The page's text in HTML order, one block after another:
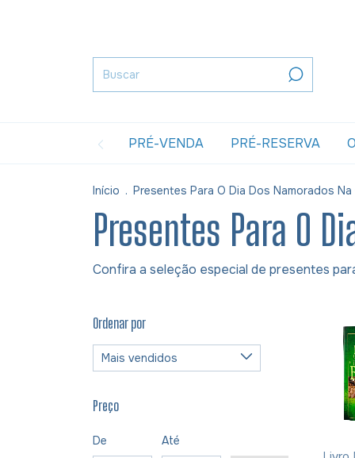
PRÉ-VENDA PRÉ-RESERVA
Início . Presentes Para O Dia Dos Namorados
Presentes Para O
Confira a seleção especial de presentes
Ordenar por
Preço
De Até